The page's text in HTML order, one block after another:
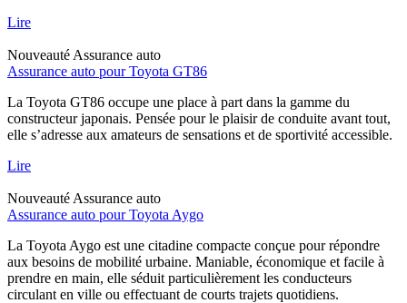
Lire
Nouveauté Assurance auto
Assurance auto pour Toyota GT86
La Toyota GT86 occupe une place à part dans la gamme du
constructeur japonais. Pensée pour le plaisir de conduite avant tout,
elle s’adresse aux amateurs de sensations et de sportivité accessible.
Lire
Nouveauté Assurance auto
Assurance auto pour Toyota Aygo
La Toyota Aygo est une citadine compacte conçue pour répondre
aux besoins de mobilité urbaine. Maniable, économique et facile à
prendre en main, elle séduit particulièrement les conducteurs
circulant en ville ou effectuant de courts trajets quotidiens.